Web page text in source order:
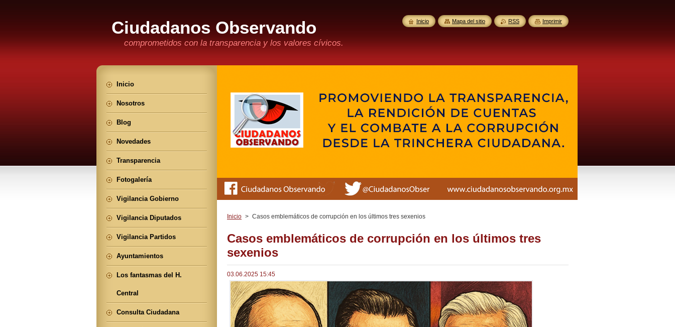
Ciudadanos Observando
comprometidos con la transparencia y los valores cívicos.
Inicio > Casos emblemáticos de corrupción en los últimos tres sexenios
Casos emblemáticos de corrupción en los últimos tres
sexenios
03.06.2025 15:45
Inicio
Nosotros
Blog
Novedades
Transparencia
Fotogalería
Vigilancia Gobierno
Vigilancia Diputados
Vigilancia Partidos
Ayuntamientos
Los fantasmas del H.
Central
Consulta Ciudadana
Inicio Mapa del sitio RSS Imprimir